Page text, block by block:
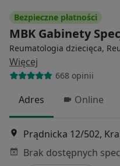
Bezpieczne płatności
MBK Gabinety
Reumatologia dziecięca,
Więcej
668 opinii
Adres Online
Prądnicka 12/502,